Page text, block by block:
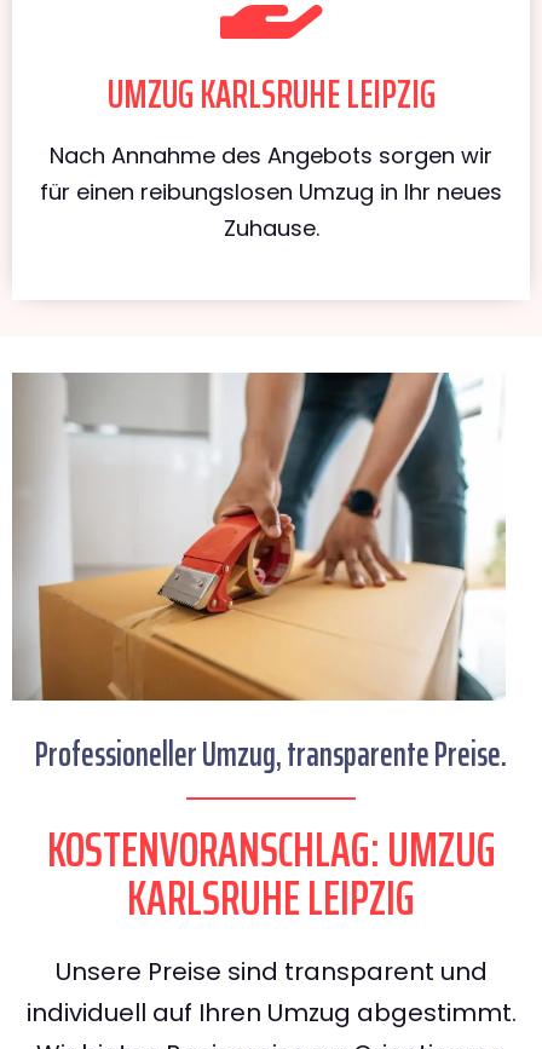
UMZUG KARLSRUHE LEIPZIG
Nach Annahme des Angebots sorgen wir
für einen reibungslosen Umzug in Ihr neues
Zuhause.
Professioneller Umzug, transparente Preise.
KOSTENVORANSCHLAG: UMZUG
KARLSRUHE LEIPZIG
Unsere Preise sind transparent und
individuell auf Ihren Umzug abgestimmt.